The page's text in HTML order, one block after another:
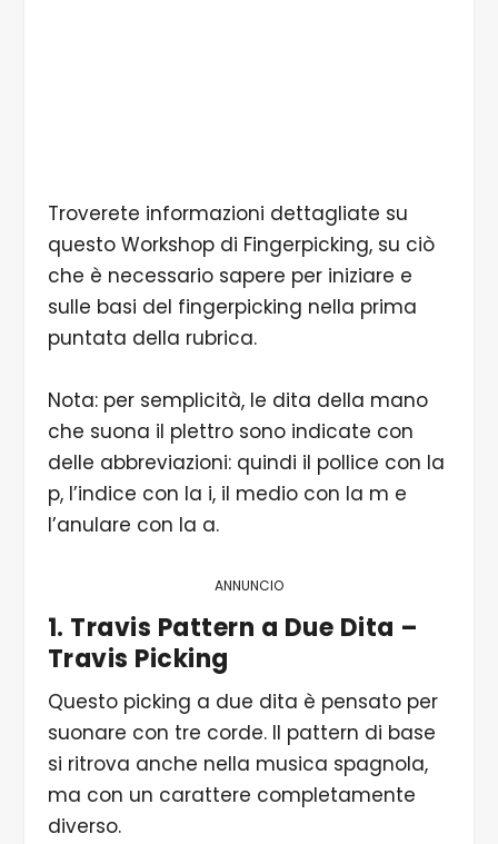
Troverete informazioni dettagliate su
questo Workshop di Fingerpicking, su ciò
che è necessario sapere per iniziare e
sulle basi del fingerpicking nella prima
puntata della rubrica.
Nota: per semplicità, le dita della mano
che suona il plettro sono indicate con
delle abbreviazioni: quindi il pollice con la
p, l’indice con la i, il medio con la m e
l’anulare con la a.
ANNUNCIO
1. Travis Pattern a Due Dita –
Travis Picking
Questo picking a due dita è pensato per
suonare con tre corde. Il pattern di base
si ritrova anche nella musica spagnola,
ma con un carattere completamente
diverso.